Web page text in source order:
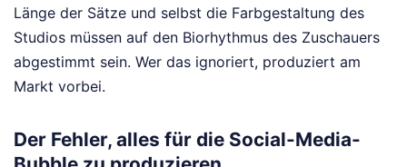
Länge der Sätze und selbst die Farbgestaltung des
Studios müssen auf den Biorhythmus des Zuschauers
abgestimmt sein. Wer das ignoriert, produziert am
Markt vorbei.
Der Fehler, alles für die Social-Media-